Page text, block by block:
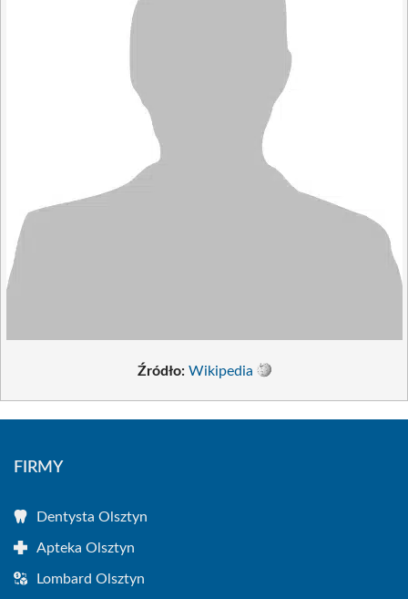
Źródło: Wikipedia
FIRMY
Dentysta Olsztyn
Apteka Olsztyn
Lombard Olsztyn